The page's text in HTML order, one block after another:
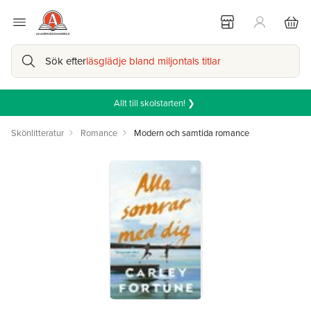
Sök efterläsglädje bland miljontals titlar
Allt till skolstarten! ❯
Skönlitteratur Romance Modern och samtida romance